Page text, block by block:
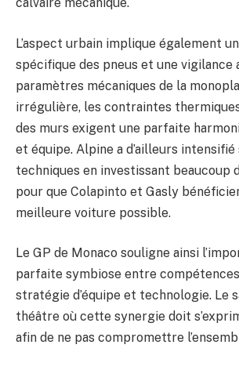
calvaire mécanique.
L’aspect urbain implique également
spécifique des pneus et une vigilance
paramètres mécaniques de la
irrégulière, les contraintes
des murs exigent une parfaite
et équipe. Alpine a d’ailleurs
techniques en investissant beaucoup
pour que Colapinto et Gasly
meilleure voiture possible.
Le GP de Monaco souligne ainsi
parfaite symbiose entre
stratégie d’équipe et technologie. Le
théâtre où cette synergie doit
afin de ne pas compromettre